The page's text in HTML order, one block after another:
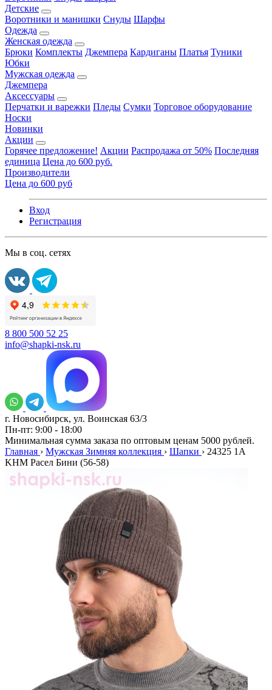
Детские
Воротники и манишки Снуды Шарфы
Одежда
Женская одежда
Брюки Комплекты Джемпера Кардиганы Платья Туники
Юбки
Мужская одежда
Джемпера
Аксессуары
Перчатки и варежки Пледы Сумки Торговое оборудование
Носки
Новинки
Акции
Горячее предложение! Акции Распродажа от 50% Последняя
единица Цена до 600 руб.
Производители
Цена до 600 руб
Вход
Регистрация
Мы в соц. сетях
8 800 500 52 25
info@shapki-nsk.ru
г. Новосибирск, ул. Воинская 63/3
Пн-пт: 9:00 - 18:00
Минимальная сумма заказа по оптовым ценам 5000 рублей.
Главная › Мужская Зимняя коллекция › Шапки › 24325 1А
KHM Расел Бини (56-58)